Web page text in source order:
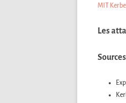
MIT
Les
Sources